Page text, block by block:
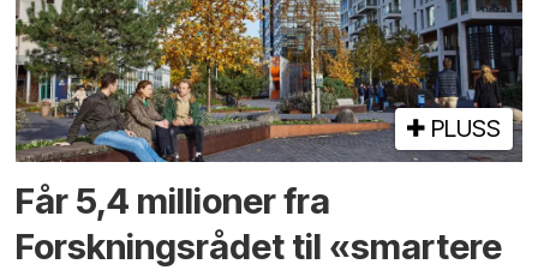
PLUSS
Får 5,4 millioner fra
Forskningsrådet til «smartere